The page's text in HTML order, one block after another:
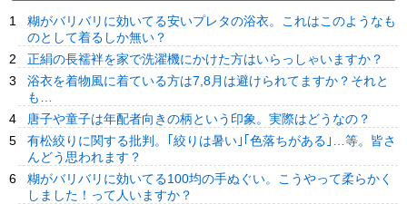
糊がバリバリに効いてる安いプレタの浴衣。これはこのようなも
のとして着るしか無い？
正絹の長襦袢を家で洗濯機にかけた方はいらっしゃいますか？
浴衣を着物風に着ている方は7,8月は避けられてますか？それと
も…
唐子や童子は年配者向きの柄という印象。実際はどうなの？
有松絞りに関する批判。｢絞りは暑い｣｢色落ちがある｣…等。皆さ
んどう思われます？
糊がバリバリに効いてる100均の手ぬぐい。こうやって柔らかく
しました！って人いますか？